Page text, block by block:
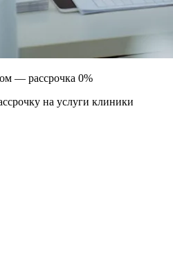
— рассрочка 0%
на услуги клиники